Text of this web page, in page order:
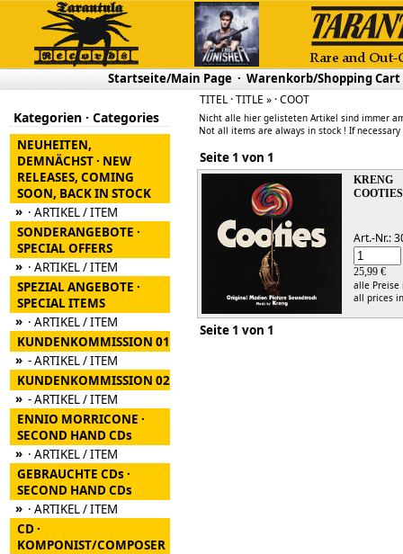
Startseite/Main Page · Warenkorb/Shopping Cart
Kategorien · Categories
NEUHEITEN,
DEMNÄCHST · NEW
RELEASES, COMING
SOON, BACK IN STOCK
» · ARTIKEL / ITEM
SONDERANGEBOTE ·
SPECIAL OFFERS
» · ARTIKEL / ITEM
SPEZIAL ANGEBOTE ·
SPECIAL ITEMS
» · ARTIKEL / ITEM
KUNDENKOMMISSION 01
» - ARTIKEL / ITEM
KUNDENKOMMISSION 02
» - ARTIKEL / ITEM
ENNIO MORRICONE ·
SECOND HAND CDs
» · ARTIKEL / ITEM
GEBRAUCHTE CDs ·
SECOND HAND CDs
» · ARTIKEL / ITEM
CD ·
KOMPONIST/COMPOSER
TITEL · TITLE » · COOT
Nicht alle hier gelisteten Artikel sind immer
Not all items are always in stock ! If
Seite 1 von 1
KRENG
COOTIES
Art.-Nr.:
25,99 €
alle
all prices
Seite 1 von 1